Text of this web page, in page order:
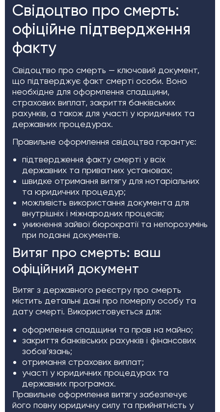
Свідоцтво про смерть:
офіційне підтвердження
факту
Свідоцтво про смерть — ключовий документ,
що підтверджує факт смерті особи. Воно
необхідне для оформлення спадщини,
страхових виплат, закриття банківських
рахунків, а також для участі у юридичних та
державних процедурах.
Правильне оформлення свідоцтва гарантує:
підтвердження факту смерті у всіх
державних та приватних установах;
швидке отримання витягу для нотаріальних
та юридичних процедур;
можливість використання документа для
внутрішніх і міжнародних процесів;
уникнення зайвої бюрократії та непорозумінь
при поданні документів.
Витяг про смерть: ваш
офіційний документ
Витяг з державного реєстру про смерть
містить детальні дані про померлу особу та
дату смерті. Використовується для:
оформлення спадщини та прав на майно;
закриття банківських рахунків і фінансових
зобов’язань;
отримання страхових виплат;
участі у юридичних процедурах та
державних програмах.
Правильне оформлення витягу забезпечує
його повну юридичну силу та прийнятність у